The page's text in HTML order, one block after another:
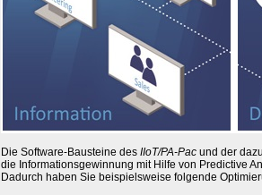
Die Software-Bausteine des IIoT/PA-Pac und der
die Informationsgewinnung mit Hilfe von Predictive
Dadurch haben Sie beispielsweise folgende